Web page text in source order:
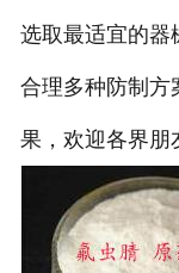
选取最适宜的器
合理多种防制方
果，欢迎各界朋